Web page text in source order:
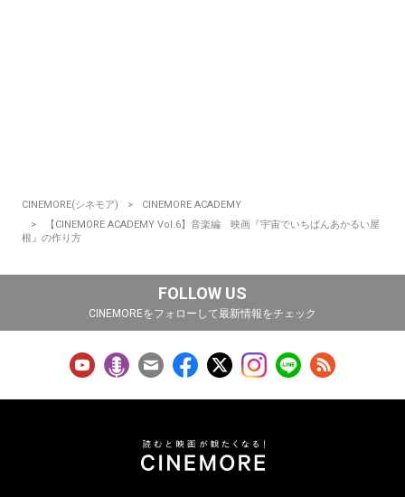
CINEMORE(シネモア)
CINEMORE ACADEMY
【CINEMORE ACADEMY Vol.6】音楽編 映画『宇宙でいちばんあかるい屋
根』の作り方
FOLLOW US
CINEMOREをフォローして最新情報をチェック